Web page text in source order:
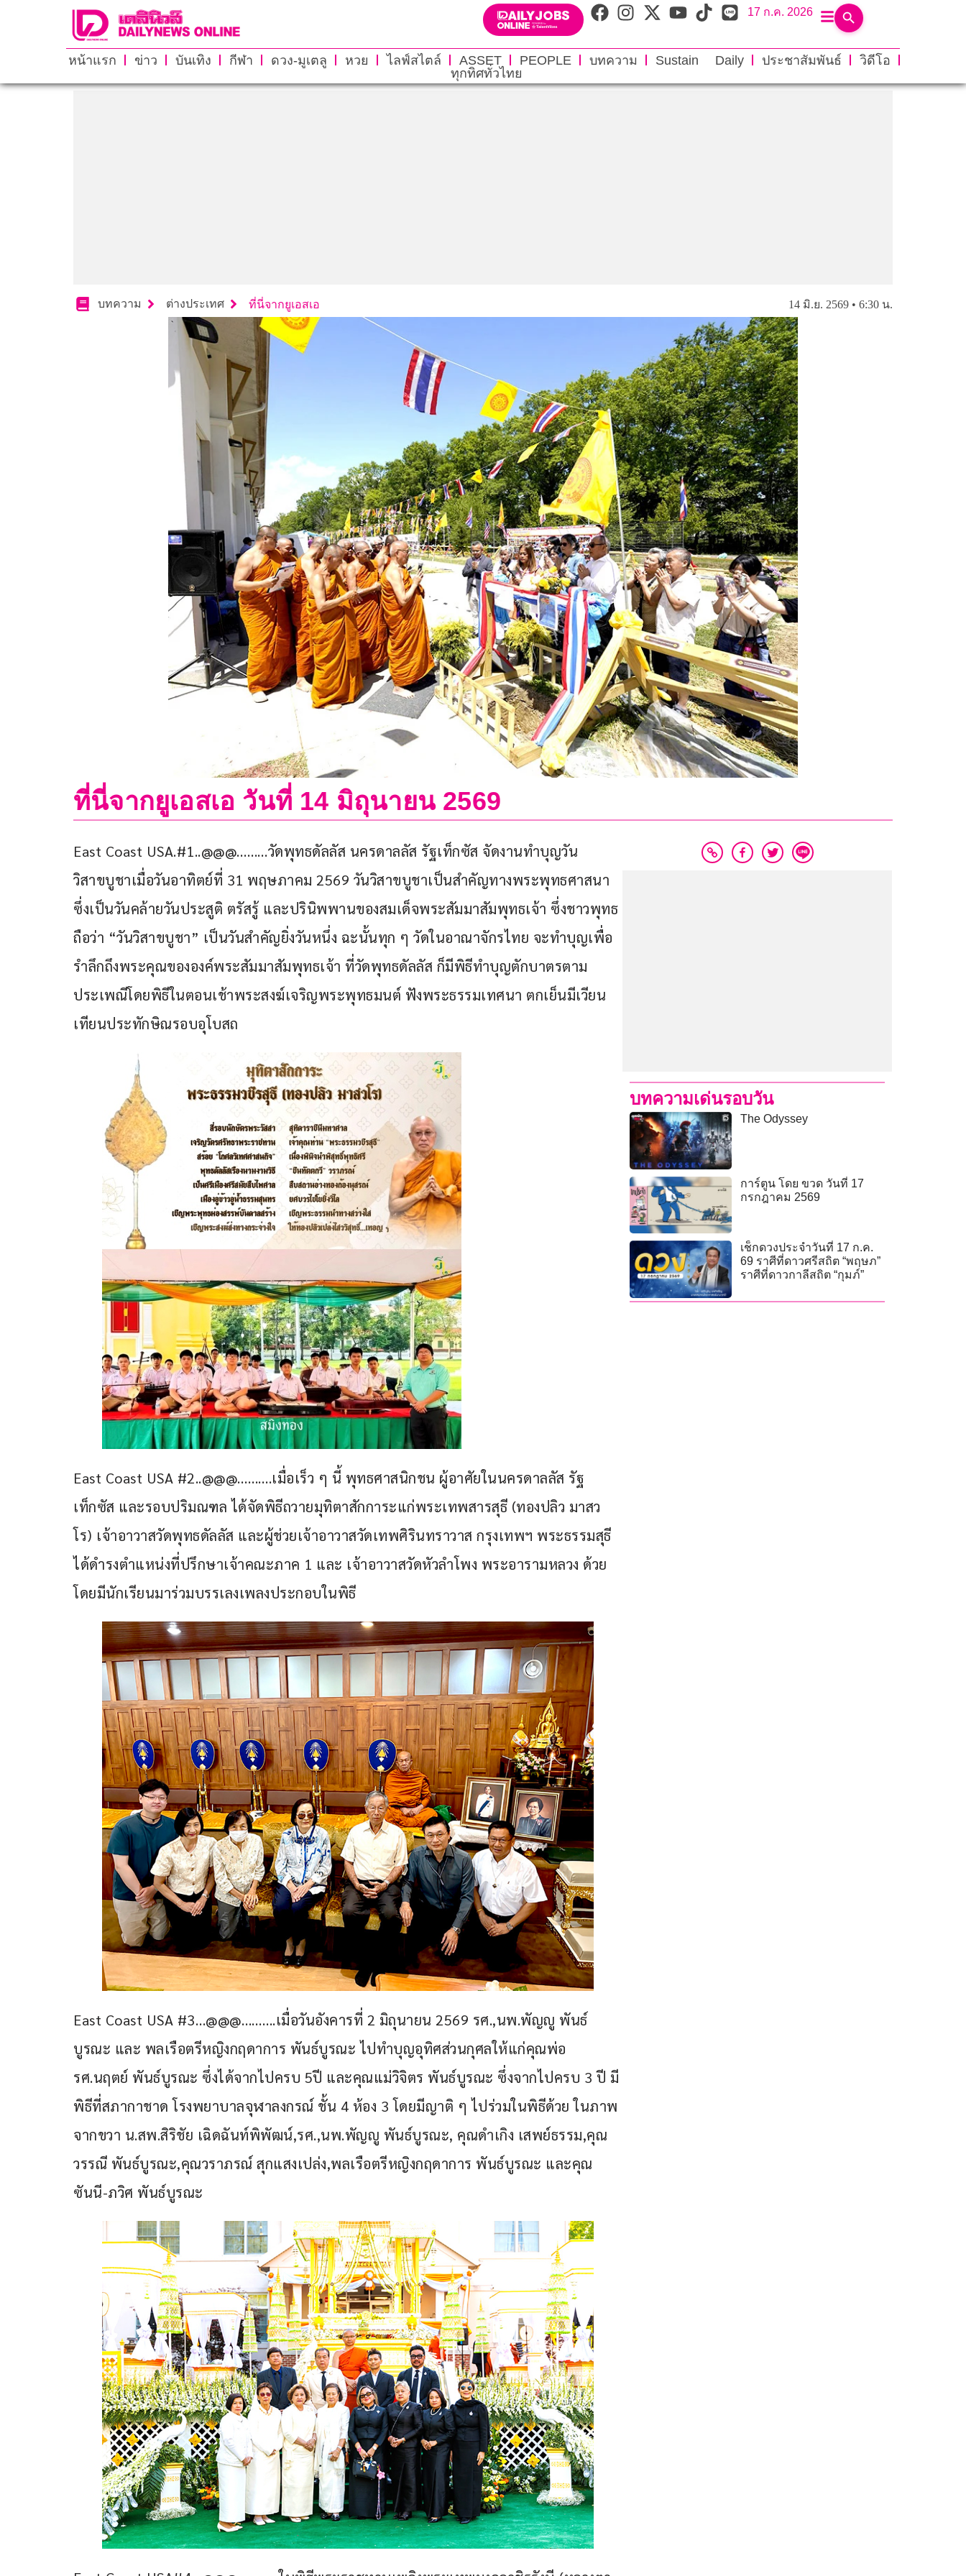
17 ก.ค. 2026
หน้าแรก ข่าว บันเทิง กีฬา ดวง-มูเตลู หวย ไลฟ์สไตล์ ASSET PEOPLE บทความ Sustain Daily ประชาสัมพันธ์
วิดีโอ
ทุกทิศทั่วไทย
บทความ ต่างประเทศ ที่นี่จากยูเอสเอ 14 มิ.ย. 2569 • 6:30 น.
ที่นี่จากยูเอสเอ วันที่ 14 มิถุนายน 2569
East Coast USA.#1..@@@………วัดพุทธดัลลัส นครดาลลัส รัฐเท็กซัส จัดงานทำบุญวัน
วิสาขบูชาเมื่อวันอาทิตย์ที่ 31 พฤษภาคม 2569 วันวิสาขบูชาเป็นสำคัญทางพระพุทธศาสนา
ซึ่งเป็นวันคล้ายวันประสูติ ตรัสรู้ และปรินิพพานของสมเด็จพระสัมมาสัมพุทธเจ้า ซึ่งชาวพุทธ
ถือว่า “วันวิสาขบูชา” เป็นวันสำคัญยิ่งวันหนึ่ง ฉะนั้นทุก ๆ วัดในอาณาจักรไทย จะทำบุญเพื่อ
รำลึกถึงพระคุณขององค์พระสัมมาสัมพุทธเจ้า ที่วัดพุทธดัลลัส ก็มีพิธีทำบุญตักบาตรตาม
ประเพณีโดยพิธีในตอนเช้าพระสงฆ์เจริญพระพุทธมนต์ ฟังพระธรรมเทศนา ตกเย็นมีเวียน
เทียนประทักษิณรอบอุโบสถ
East Coast USA #2..@@@……….เมื่อเร็ว ๆ นี้ พุทธศาสนิกชน ผู้อาศัยในนครดาลลัส รัฐ
เท็กซัส และรอบปริมณฑล ได้จัดพิธีถวายมุทิตาสักการะแก่พระเทพสารสุธี (ทองปลิว มาสว
โร) เจ้าอาวาสวัดพุทธดัลลัส และผู้ช่วยเจ้าอาวาสวัดเทพศิรินทราวาส กรุงเทพฯ พระธรรมสุธี
ได้ดำรงตำแหน่งที่ปรึกษาเจ้าคณะภาค 1 และ เจ้าอาวาสวัดหัวลำโพง พระอารามหลวง ด้วย
โดยมีนักเรียนมาร่วมบรรเลงเพลงประกอบในพิธี
East Coast USA #3…@@@……….เมื่อวันอังคารที่ 2 มิถุนายน 2569 รศ.,นพ.พัญญู พันธ์
บูรณะ และ พลเรือตรีหญิงกฤดาการ พันธ์บูรณะ ไปทำบุญอุทิศส่วนกุศลให้แก่คุณพ่อ
รศ.นฤตย์ พันธ์บูรณะ ซึ่งได้จากไปครบ 5ปี และคุณแม่วิจิตร พันธ์บูรณะ ซึ่งจากไปครบ 3 ปี มี
พิธีที่สภากาชาด โรงพยาบาลจุฬาลงกรณ์ ชั้น 4 ห้อง 3 โดยมีญาติ ๆ ไปร่วมในพิธีด้วย ในภาพ
จากขวา น.สพ.สิริชัย เฉิดฉันท์พิพัฒน์,รศ.,นพ.พัญญู พันธ์บูรณะ, คุณดำเกิง เสพย์ธรรม,คุณ
วรรณี พันธ์บูรณะ,คุณวราภรณ์ สุกแสงเปล่ง,พลเรือตรีหญิงกฤดาการ พันธ์บูรณะ และคุณ
ซันนี-ภวิศ พันธ์บูรณะ
บทความเด่นรอบวัน
The Odyssey
การ์ตูน โดย ขวด วันที่ 17
กรกฎาคม 2569
เช็กดวงประจำวันที่ 17 ก.ค.
69 ราศีที่ดาวศรีสถิต “พฤษภ”
ราศีที่ดาวกาลีสถิต “กุมภ์”